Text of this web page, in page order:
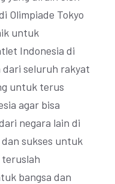
Olimpiade Tokyo
untuk
Indonesia di
dari seluruh rakyat
untuk terus
agar bisa
negara lain di
sukses untuk
bangsa dan